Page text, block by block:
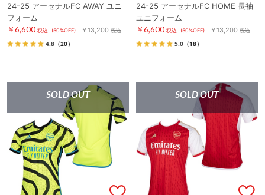
24-25 アーセナルFC AWAY ユニ
フォーム
￥6,600 税込 (50%OFF) ￥13,200 税込
4.8 （20）
24-25 アーセナルFC HOME 長袖
ユニフォーム
￥6,600 税込 (50%OFF) ￥13,200 税込
5.0 （18）
SOLD OUT SOLD OUT